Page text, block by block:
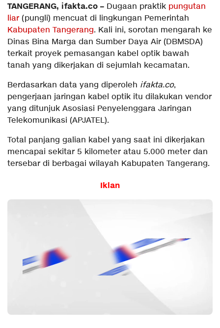
TANGERANG, ifakta.co – Dugaan praktik pungutan
liar (pungli) mencuat di lingkungan Pemerintah
Kabupaten Tangerang. Kali ini, sorotan mengarah ke
Dinas Bina Marga dan Sumber Daya Air (DBMSDA)
terkait proyek pemasangan kabel optik bawah
tanah yang dikerjakan di sejumlah kecamatan.
Berdasarkan data yang diperoleh ifakta.co,
pengerjaan jaringan kabel optik itu dilakukan vendor
yang ditunjuk Asosiasi Penyelenggara Jaringan
Telekomunikasi (APJATEL).
Total panjang galian kabel yang saat ini dikerjakan
mencapai sekitar 5 kilometer atau 5.000 meter dan
tersebar di berbagai wilayah Kabupaten Tangerang.
Iklan